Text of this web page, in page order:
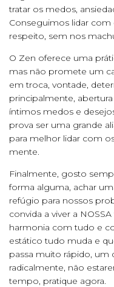
tratar os medos,
Conseguimos lidar
respeito, sem nos
O Zen oferece uma
mas não promete um
em troca, vontade,
principalmente,
íntimos medos e
prova ser uma grande
para melhor lidar com
mente.
Finalmente, gosto
forma alguma, achar
refúgio para nossos
convida a viver a
harmonia com tudo e
estático tudo muda e
passa muito rápido, um
radicalmente, não
tempo, pratique agora.